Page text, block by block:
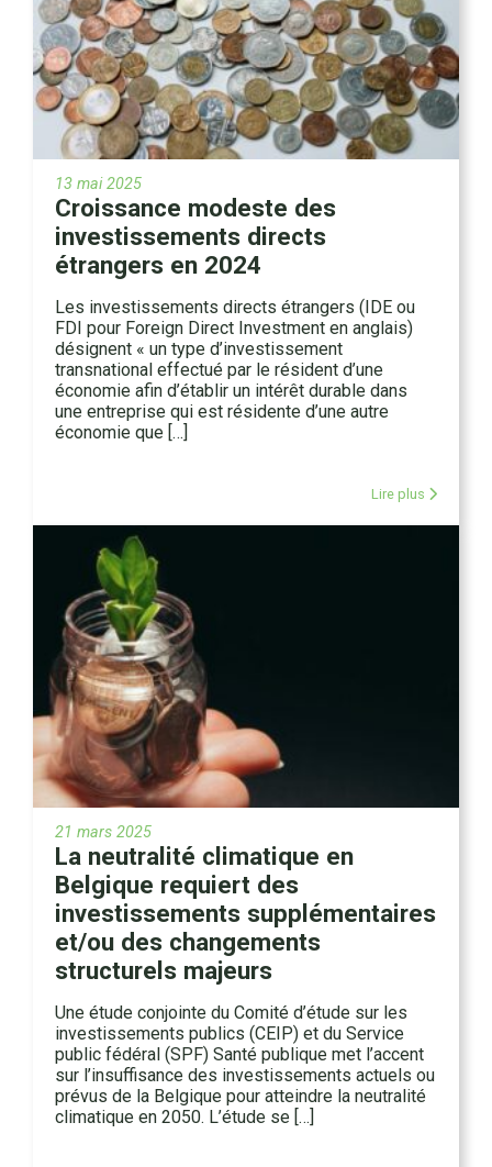
13 mai 2025
Croissance modeste des
investissements directs
étrangers en 2024
Les investissements directs étrangers (IDE ou
FDI pour Foreign Direct Investment en anglais)
désignent « un type d’investissement
transnational effectué par le résident d’une
économie afin d’établir un intérêt durable dans
une entreprise qui est résidente d’une autre
économie que […]
Lire plus
21 mars 2025
La neutralité climatique en
Belgique requiert des
investissements supplémentaires
et/ou des changements
structurels majeurs
Une étude conjointe du Comité d’étude sur les
investissements publics (CEIP) et du Service
public fédéral (SPF) Santé publique met l’accent
sur l’insuffisance des investissements actuels ou
prévus de la Belgique pour atteindre la neutralité
climatique en 2050. L’étude se […]